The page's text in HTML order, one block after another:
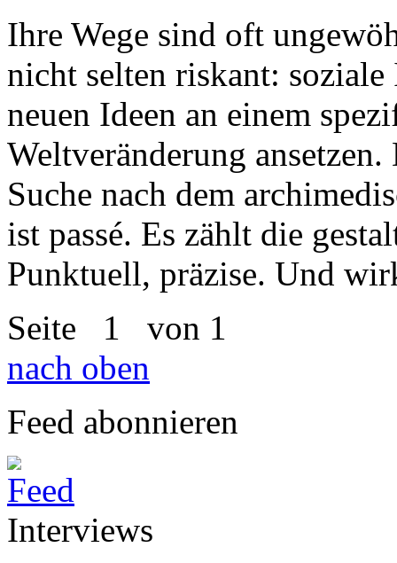
Ihre Wege sind oft
nicht selten riskant:
neuen Ideen an einem
Weltveränderung
Suche nach dem
ist passé. Es zählt die
Punktuell, präzise. Und
Seite 1 von 1
nach oben
Feed abonnieren
Interviews